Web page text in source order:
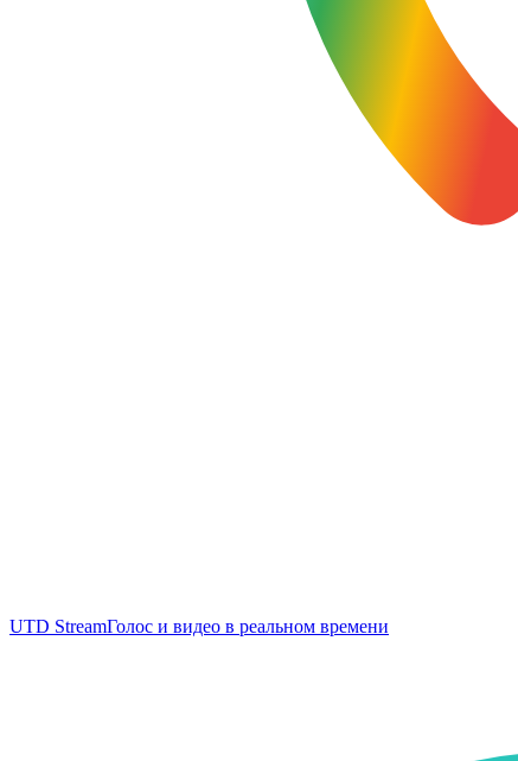
UTD StreamГолос и видео в реальном времени